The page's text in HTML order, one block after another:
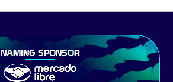
NAMING SPONSOR